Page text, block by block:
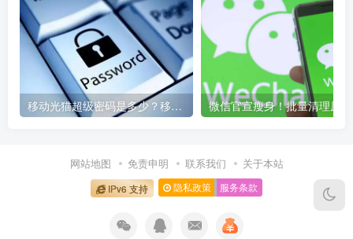
移动光猫超级密码是多少？移动光猫超级管理员后台账号与密码
网站地图 免责申明 联系我们 关于本站
IPv6 支持 隐私政策 服务条款